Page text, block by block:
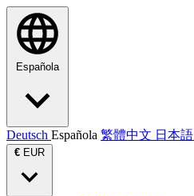
Española
Deutsch Española 繁體中文 日本語
€ EUR